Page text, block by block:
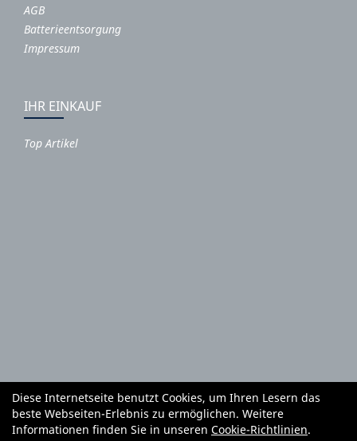
AGB
Batterieentsorgung
Impressum
IHR EINKAUF
Top Artikel
Autoteile und Zubehör E-Roller
Fahrräder
Fahrradzubehör
Fahrradteile Bekleidung
Mietgeräte
Diese Internetseite benutzt Cookies, um Ihren Lesern das
beste Webseiten-Erlebnis zu ermöglichen. Weitere
Informationen finden Sie in unseren Cookie-Richtlinien.